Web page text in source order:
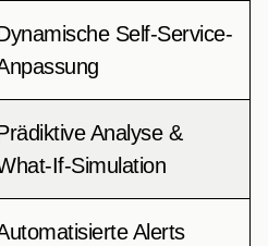
Self-Service-
Analyse &
If-Simulation
Alerts